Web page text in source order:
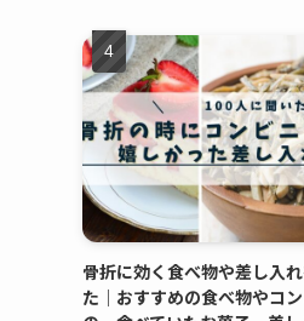
骨折に効く食べ物や差し入
た｜おすすめの食べ物やコ